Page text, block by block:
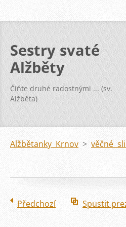
Sestry svaté
Alžběty
Čiňte druhé radostnými ... (sv.
Alžběta)
Alžbětanky Krnov > věčné
Předchozí Spustit